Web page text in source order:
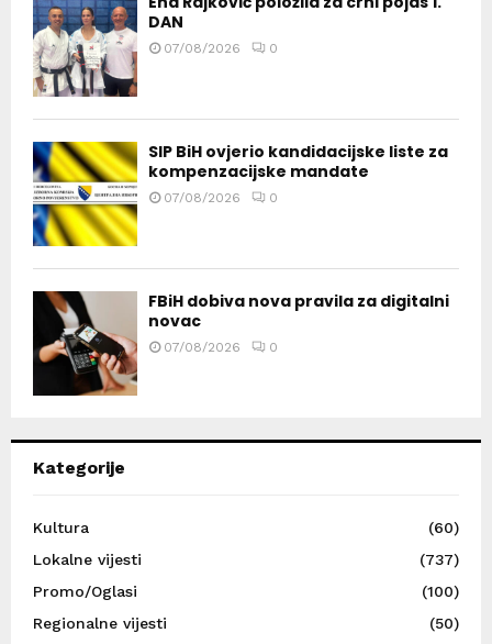
DAN
07/08/2026 0
SIP BiH ovjerio kandidacijske liste za
kompenzacijske mandate
07/08/2026 0
FBiH dobiva nova pravila za digitalni
novac
07/08/2026 0
Kategorije
Kultura
(60)
Lokalne vijesti
(737)
Promo/Oglasi
(100)
Regionalne vijesti
(50)